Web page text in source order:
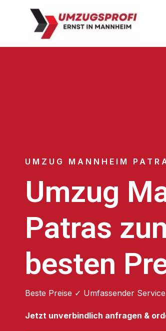
UMZUG MANNHEIM
Umzug
Patras
besten
Beste Preise ✓ Umfassender
Jetzt unverbindlich anfragen &